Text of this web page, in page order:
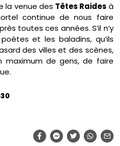
la venue des Têtes Raides à
continue de nous faire
toutes ces années. S’il n’y
et les baladins, qu’ils
des villes et des scènes,
maximum de gens, de faire